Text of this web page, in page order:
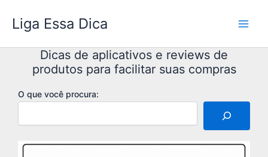
para
conteúdo
Liga Essa Dica
Dicas de aplicativos e reviews de
produtos para facilitar suas compras
O que você procura: